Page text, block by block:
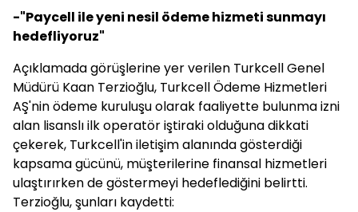
-"Paycell ile yeni nesil ödeme hizmeti sunmayı
hedefliyoruz"
Açıklamada görüşlerine yer verilen Turkcell Genel
Müdürü Kaan Terzioğlu, Turkcell Ödeme Hizmetleri
AŞ'nin ödeme kuruluşu olarak faaliyette bulunma izni
alan lisanslı ilk operatör iştiraki olduğuna dikkati
çekerek, Turkcell'in iletişim alanında gösterdiği
kapsama gücünü, müşterilerine finansal hizmetleri
ulaştırırken de göstermeyi hedeflediğini belirtti.
Terzioğlu, şunları kaydetti: